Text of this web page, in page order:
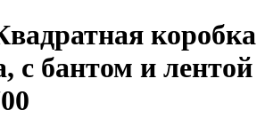
коробка
бантом и лентой